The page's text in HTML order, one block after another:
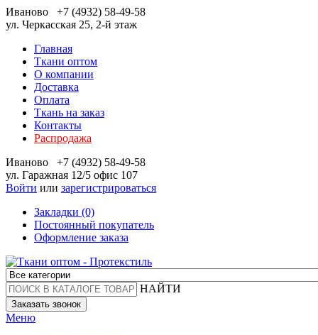
Иваново
+7 (4932) 58-49-58
ул. Черкасская 25, 2-й этаж
Главная
Ткани оптом
О компании
Доставка
Оплата
Ткань на заказ
Контакты
Распродажа
Иваново
+7 (4932) 58-49-58
ул. Гаражная 12/5 офис 107
Войти или зарегистрироваться
Закладки (0)
Постоянный покупатель
Оформление заказа
НАЙТИ
Заказать звонок
Меню